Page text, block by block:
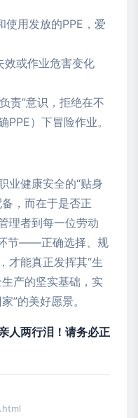
使用发放的PPE，爱
效或作业危害变化
责”意识，拒绝在不
）下冒险作业。
业健康安全的“贴身
，而在于是否正
理者到每一位劳动
节——正确选择、规
才能真正发挥其“生
产的坚实基础，实
”的美好愿景。
人两行泪！请务必正